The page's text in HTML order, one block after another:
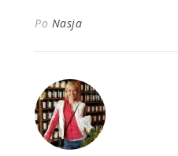
Po Nasja